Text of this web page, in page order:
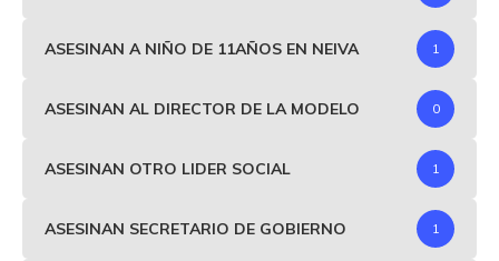
ASESINAN A NIÑO DE 11AÑOS EN NEIVA 1
ASESINAN AL DIRECTOR DE LA MODELO 0
ASESINAN OTRO LIDER SOCIAL 1
ASESINAN SECRETARIO DE GOBIERNO 1